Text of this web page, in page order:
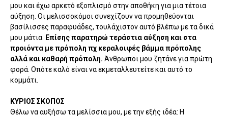
μου και έχω αρκετό εξοπλισμό στην αποθήκη για μια τέτοια
αύξηση. Οι μελισσοκόμοι συνεχίζουν να προμηθεύονται
βασίλισσες παραφυάδες, τουλάχιστον αυτό βλέπω με τα δικά
μου μάτια. Επίσης παρατηρώ τεράστια αύξηση και στα
προιόντα με πρόπολη πχ κεραλοιφές βάμμα πρόπολης
αλλά και καθαρή πρόπολη. Άνθρωποι μου ζητάνε για πρώτη
φορά. Οπότε καλό είναι να εκμεταλλευτείτε και αυτό το
κομμάτι.
ΚΥΡΙΟΣ ΣΚΟΠΟΣ
Θέλω να αυξήσω τα μελίσσια μου, με την εξής ιδέα: Η